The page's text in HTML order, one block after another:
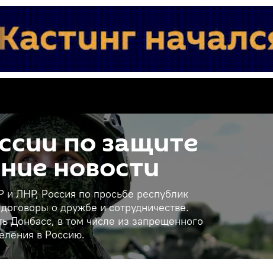
по защите
новости
и ЛНР, Россия по просьбе республик
о дружбе и сотрудничестве.
Донбасс, в том числе из запрещенного
в Россию.